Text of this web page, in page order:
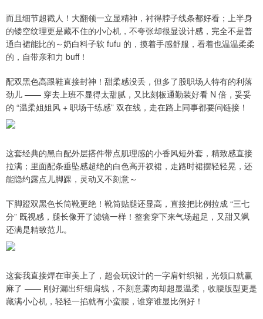
而且细节超戳人！大翻领一立显精神，衬得脖子线条都好看；上半身
的镂空纹理更是藏不住的小心机，不夸张却很显设计感，完全不是普
通白裙能比的～奶白料子软 fufu 的，摸着手感舒服，看着也温温柔柔
的，自带亲和力 buff！
配双黑色高跟鞋直接封神！甜柔感没丢，但多了股职场人特有的利落
劲儿 —— 穿去上班不显得太甜腻，又比刻板通勤装好看 N 倍，妥妥
的 “温柔姐姐风 + 职场干练感” 双在线，走在路上同事都要问链接！
这套经典的黑白配外层搭件带点肌理感的小香风短外套，精致感直接
拉满；里面配条垂坠感超绝的白色高开衩裙，走路时裙摆轻轻晃，还
能隐约露点儿脚踝，灵动又不刻意～
下脚蹬双黑色长筒靴更绝！靴筒贴腿还显高，直接把比例拉成 “三七
分” 既视感，腿长像开了滤镜一样！整套穿下来气场超足，又甜又飒
还满是精致范儿。
这套我直接焊在审美上了，超会玩设计的一字肩针织裙，光领口就赢
麻了 —— 刚好漏出纤细肩线，不刻意露肉却超显温柔，收腰版型更是
藏满小心机，轻轻一掐就有小蛮腰，谁穿谁显比例好！